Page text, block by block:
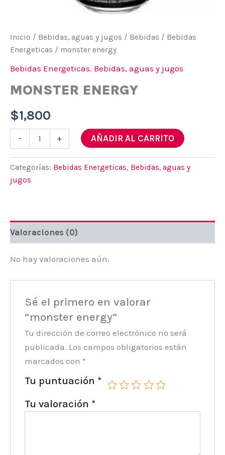
Inicio / Bebidas, aguas y jugos / Bebidas / Bebidas
Energeticas / monster energy
Bebidas Energeticas, Bebidas, aguas y jugos
MONSTER ENERGY
$1,800
- + AÑADIR AL CARRITO
Categorías: Bebidas Energeticas, Bebidas, aguas y
jugos
Valoraciones (0)
No hay valoraciones aún.
Sé el primero en valorar
“monster energy”
Tu dirección de correo electrónico no será
publicada. Los campos obligatorios están
marcados con *
Tu puntuación *
Tu valoración *